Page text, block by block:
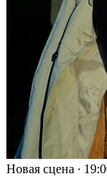
Новая сцена ∙